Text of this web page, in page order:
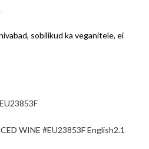
sobilikud ka veganitele, ei
WINE #EU23853F English2.1